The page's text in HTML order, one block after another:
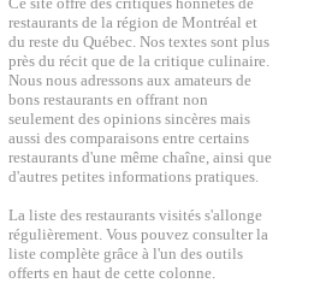
restaurants de la région de Montréal et
du reste du Québec. Nos textes sont plus
près du récit que de la critique culinaire.
Nous nous adressons aux amateurs de
bons restaurants en offrant non
seulement des opinions sincères mais
aussi des comparaisons entre certains
restaurants d'une même chaîne, ainsi que
d'autres petites informations pratiques.
La liste des restaurants visités s'allonge
régulièrement. Vous pouvez consulter la
liste complète grâce à l'un des outils
offerts en haut de cette colonne.